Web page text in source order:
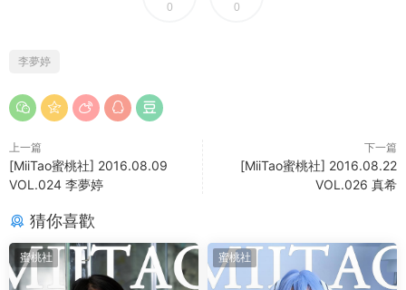
0 0
李夢婷
上一篇
[MiiTao蜜桃社] 2016.08.09
VOL.024 李夢婷
下一篇
[MiiTao蜜桃社] 2016.08.22
VOL.026 真希
猜你喜歡
蜜桃社 蜜桃社